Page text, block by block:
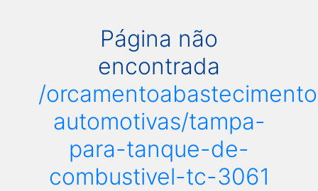
Página não
encontrada
/
automotivas/tampa-
para-tanque-de-
combustivel-tc-3061